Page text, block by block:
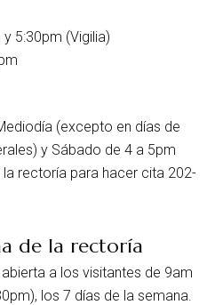
5:30pm (Vigilia)
(excepto en días de
y Sábado de 4 a 5pm
rectoría para hacer cita 202-
de la rectoría
a los visitantes de 9am
los 7 días de la semana.